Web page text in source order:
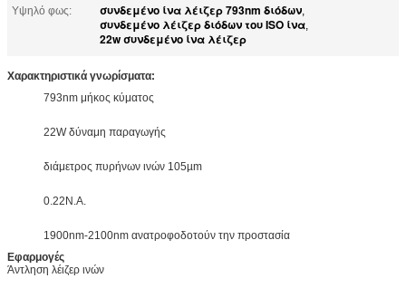
Υψηλό φως: συνδεμένο ίνα λέιζερ 793nm διόδων,
συνδεμένο λέιζερ διόδων του ISO ίνα,
22w συνδεμένο ίνα λέιζερ
Χαρακτηριστικά γνωρίσματα:
793nm μήκος κύματος
22W δύναμη παραγωγής
διάμετρος πυρήνων ινών 105µm
0.22N.A.
1900nm-2100nm ανατροφοδοτούν την προστασία
Εφαρμογές
Άντληση λέιζερ ινών